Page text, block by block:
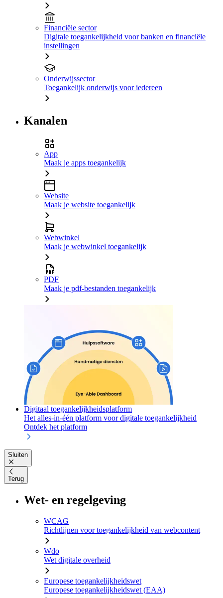
Financiële sector
Digitale toegankelijkheid voor banken en financiële
instellingen
Onderwijssector
Toegankelijk onderwijs voor iedereen
Kanalen
App
Maak je apps toegankelijk
Website
Maak je website toegankelijk
Webwinkel
Maak je webwinkel toegankelijk
PDF
Maak je pdf-bestanden toegankelijk
Digitaal toegankelijkheidsplatform
Het alles-in-één platform voor digitale toegankelijkheid
Ontdek het platform
Sluiten
Terug
Wet- en regelgeving
WCAG
Richtlijnen voor toegankelijkheid van webcontent
Wdo
Wet digitale overheid
Europese toegankelijkheidswet
Europese toegankelijkheidswet (EAA)